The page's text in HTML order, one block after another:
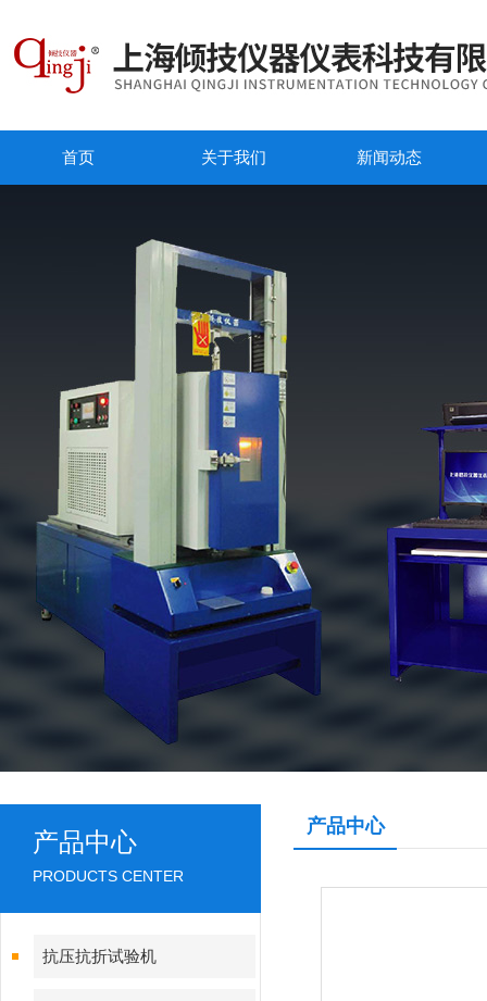
首页 关于我们 新闻动态
产品中心
PRODUCTS CENTER
抗压抗折试验机
产品中心